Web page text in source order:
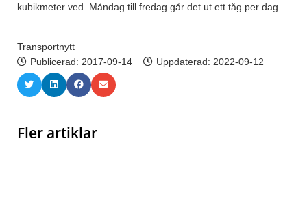
kubikmeter ved. Måndag till fredag går det ut ett tåg per dag.
Transportnytt
Publicerad: 2017-09-14 Uppdaterad: 2022-09-12
Fler artiklar